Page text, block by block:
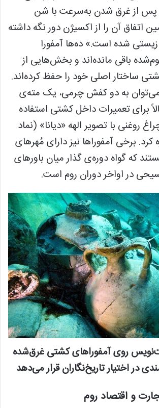
از غرق شدن به‌سرعت با شن
اتفاق آن را از اکسیژن دور نگه داشته
شده است.» ده‌ها آمفورا
باقی مانده‌اند و بخش‌هایی از
ساختار اصلی خود را حفظ کرده‌اند.
می‌توان به دو کفش چرمی، یک مته‌ی
برای تعمیرات داخل کشتی استفاده
روغنی با تصویر الهه «دیانا» (نماد
کرد. برخی آمفوراها نیز دارای مُهرهای
که گواه دوره‌ی گذار میان باورهای
در اواخر دوران روم است.
روی آمفوراهای کشتی غرق‌شده
در اختیار تاریخ‌نگاران قرار می‌دهد
و اقتصاد روم